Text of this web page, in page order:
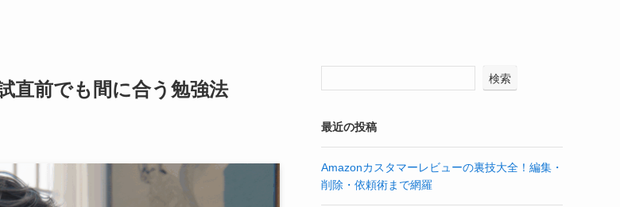
直前でも間に合う勉強法 検索
最近の投稿
Amazonカスタマーレビューの裏技大全！編集・
削除・依頼術まで網羅